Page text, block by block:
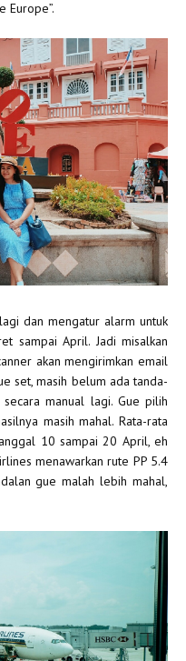
Europe”.
dan mengatur alarm untuk
sampai April. Jadi misalkan
akan mengirimkan email
set, masih belum ada tanda-
manual lagi. Gue pilih
masih mahal. Rata-rata
10 sampai 20 April, eh
menawarkan rute PP 5.4
gue malah lebih mahal,